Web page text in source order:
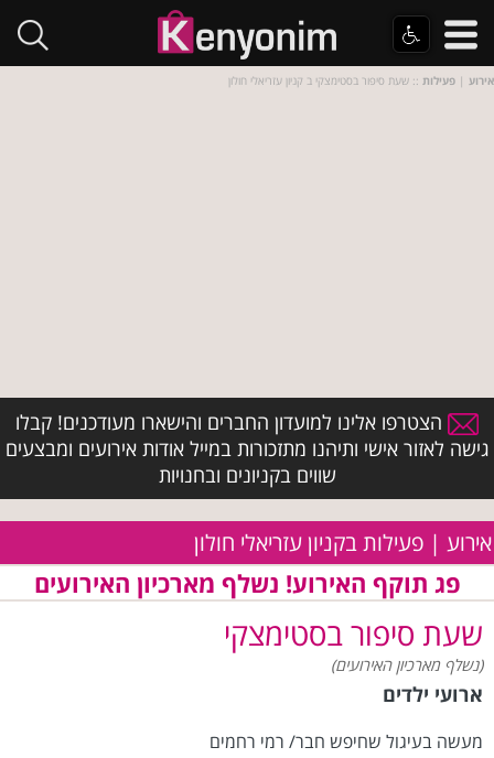
אירוע | פעילות :: שעת סיפור בסטימצקי ב קניון עזריאלי חולון
הצטרפו אלינו למועדון החברים והישארו מעודכנים! קבלו
גישה לאזור אישי ותיהנו מתזכורות במייל אודות אירועים ומבצעים
שווים בקניונים ובחנויות
אירוע | פעילות בקניון עזריאלי חולון
פג תוקף האירוע! נשלף מארכיון האירועים
שעת סיפור בסטימצקי
(נשלף מארכיון האירועים)
ארועי ילדים
מעשה בעיגול שחיפש חבר/ רמי רחמים